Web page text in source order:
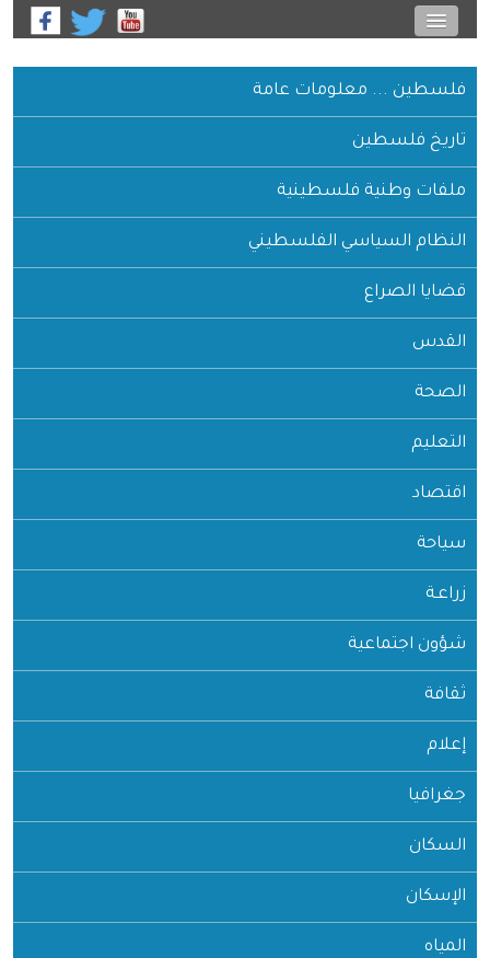
فلسطين ... معلومات عامة
تاريخ فلسطين
ملفات وطنية فلسطينية
النظام السياسي الفلسطيني
قضايا الصراع
القدس
الصحة
التعليم
اقتصاد
سياحة
زراعـة
شؤون اجتماعية
ثقافة
إعلام
جغرافيا
السكان
الإسكان
المياه